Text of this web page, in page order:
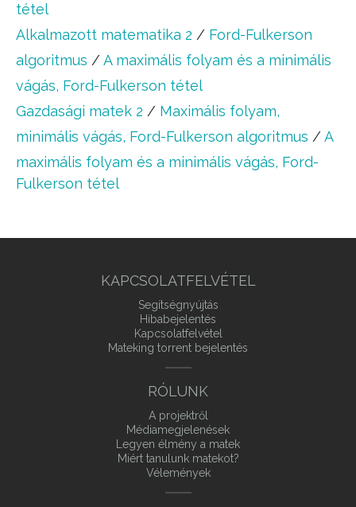
tétel
Alkalmazott matematika 2 / Ford-Fulkerson
algoritmus / A maximális folyam és a minimális
vágás, Ford-Fulkerson tétel
Gazdasági matek 2 / Maximális folyam,
minimális vágás, Ford-Fulkerson algoritmus / A
maximális folyam és a minimális vágás, Ford-
Fulkerson tétel
KAPCSOLATFELVÉTEL
Segítségnyújtás
Hibabejelentés
Kapcsolatfelvétel
Mateking torrent bejelentés
RÓLUNK
A projektről
Médiamegjelenések
Legyen élmény a matek
Miért tanulunk matekot?
Vélemények